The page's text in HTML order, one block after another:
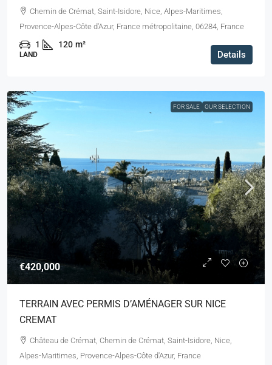
Chemin de Crémat, Saint-Isidore, Nice, Alpes-Maritimes,
Provence-Alpes-Côte d'Azur, France métropolitaine, 06284, France
1 120 m²
LAND Details
FOR SALE OUR SELECTION
€420,000
TERRAIN AVEC PERMIS D’AMÉNAGER SUR NICE
CREMAT
Château de Crémat, Chemin de Crémat, Saint-Isidore, Nice,
Alpes-Maritimes, Provence-Alpes-Côte d'Azur, France